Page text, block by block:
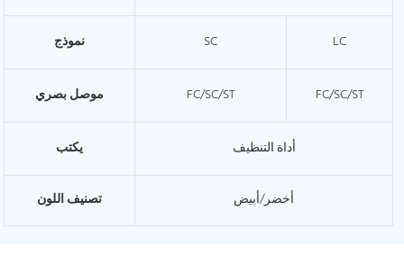
نموذج SC LC
موصل بصري FC/SC/ST FC/SC/ST
يكتب أداة التنظيف
تصنيف اللون أخضر/أبيض